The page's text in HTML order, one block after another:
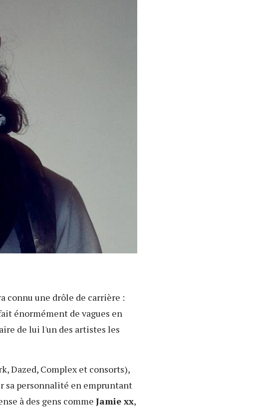
connu une drôle de carrière :
énormément de vagues en
de lui l'un des artistes les
Dazed, Complex et consorts),
sa personnalité en empruntant
à des gens comme Jamie xx,